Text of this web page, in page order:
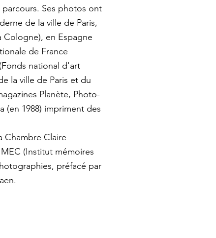
Ses photos ont
de la ville de Paris,
Cologne), en Espagne
de France
national d'art
la ville de Paris et du
Planète, Photo-
(en 1988) impriment des
Chambre Claire
(Institut mémoires
préfacé par